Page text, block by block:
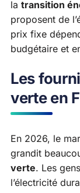
la transition
proposent de
prix fixe
budgétaire et
Les
verte en
En 2026, le
grandit
verte. Les
l’électricité